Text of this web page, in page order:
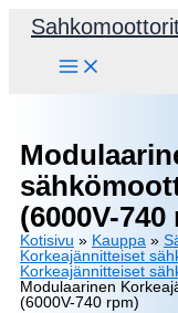
Siirry
(6000V-740
Kotisivu » Kauppa »
Korkeajännitteiset
Korkeajännitteiset
Modulaarinen
(6000V-740 rpm)